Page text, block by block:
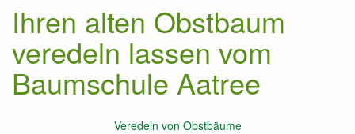
Ihren alten Obstbaum
veredeln lassen vom
Baumschule Aatree
Veredeln von Obstbäume